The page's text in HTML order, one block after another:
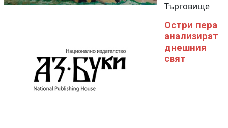
Търговище
Остри пера
анализират
днешния
свят